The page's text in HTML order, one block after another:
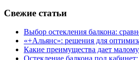
Свежие статьи
Выбор остекления балкона:
«+Альянс»: решения для
Какие преимущества дает